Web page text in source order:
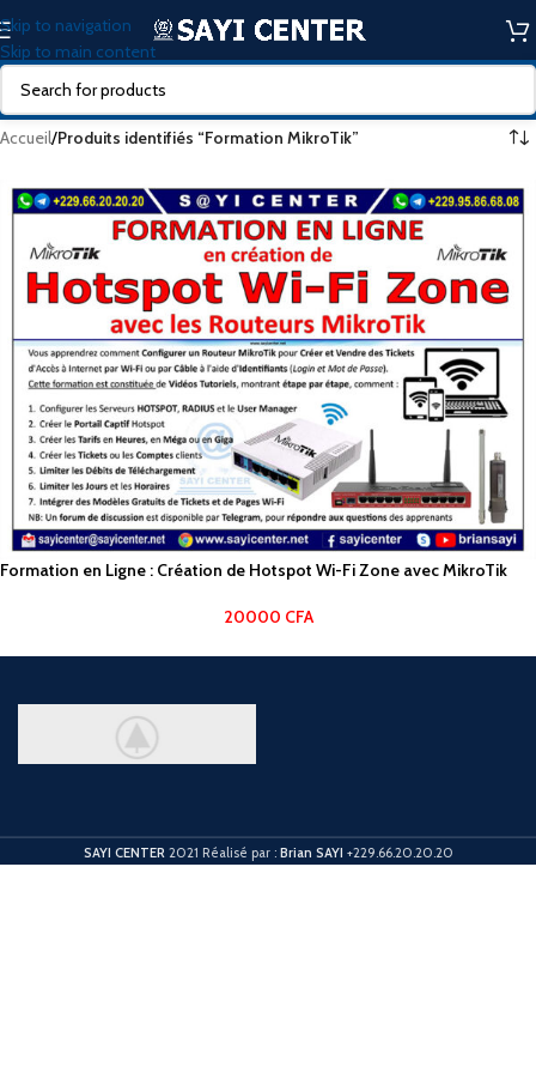
Skip to navigation
Skip to main content
Accueil/Produits identifiés “Formation MikroTik”
Formation en Ligne : Création de Hotspot Wi-Fi Zone avec MikroTik
20000 CFA
SAYI CENTER 2021 Réalisé par : Brian SAYI +229.66.20.20.20